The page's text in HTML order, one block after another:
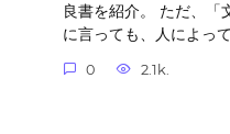
良書を紹介。 ただ、「
に言っても、人によっ
0 2.1k.